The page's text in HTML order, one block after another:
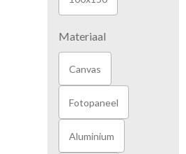
Materiaal
Canvas
Fotopaneel
Aluminium